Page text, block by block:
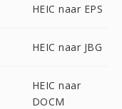
HEIC naar EPS
HEIC naar JBG
HEIC naar
DOCM